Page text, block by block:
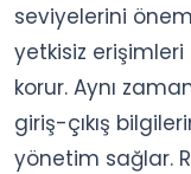
seviyelerini
yetkisiz erişimleri
korur. Aynı
giriş-çıkış
yönetim sağlar.